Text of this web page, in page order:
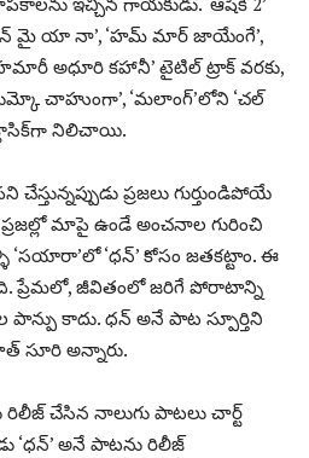
మై యా నా’, ‘హమ్ మార్ జాయేంగే’,
అధూరి కహానీ’ టైటిల్ ట్రాక్ వరకు,
చాహుంగా’, ‘మలాంగ్‌’లోని ‘చల్
నిలిచాయి.
ప్రజలు గుర్తుండిపోయే
మాపై ఉండే అంచనాల గురించి
‘సయారా’లో ‘ధన్’ కోసం జతకట్టాం. ఈ
ప్రేమలో, జీవితంలో జరిగే పోరాటాన్ని
పాన్పు కాదు. ధన్ అనే పాట స్పూర్తిని
సూరి అన్నారు.
రిలీజ్ చేసిన నాలుగు పాటలు చార్ట్
‘ధన్’ అనే పాటను రిలీజ్